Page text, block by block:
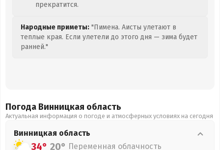
прекратится.
Народные приметы: "Пимена. Аисты улетают в
теплые края. Если улетели до этого дня — зима будет
ранней."
Погода Винницкая область
Актуальная информация о погоде и атмосферных условиях на сегодня
Винницкая область
34° 20° Переменная облачность